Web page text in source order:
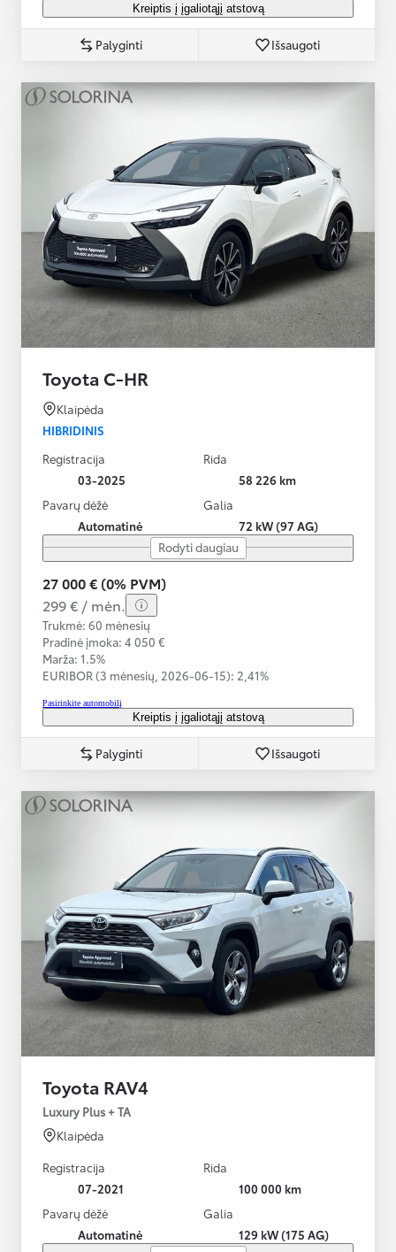
Kreiptis į įgaliotąjį atstovą
Palyginti Išsaugoti
Toyota C-HR
Klaipėda
HIBRIDINIS
Registracija
03-2025
Rida
58 226 km
Pavarų dėžė
Automatinė
Galia
72 kW (97 AG)
Rodyti daugiau
27 000 € (0% PVM)
299 € / mėn.
Trukmė: 60 mėnesių
Pradinė įmoka: 4 050 €
Marža: 1.5%
EURIBOR (3 mėnesių, 2026-06-15): 2,41%
Pasirinkite automobilį
Kreiptis į įgaliotąjį atstovą
Palyginti Išsaugoti
Toyota RAV4
Luxury Plus + TA
Klaipėda
Registracija
07-2021
Rida
100 000 km
Pavarų dėžė
Automatinė
Galia
129 kW (175 AG)